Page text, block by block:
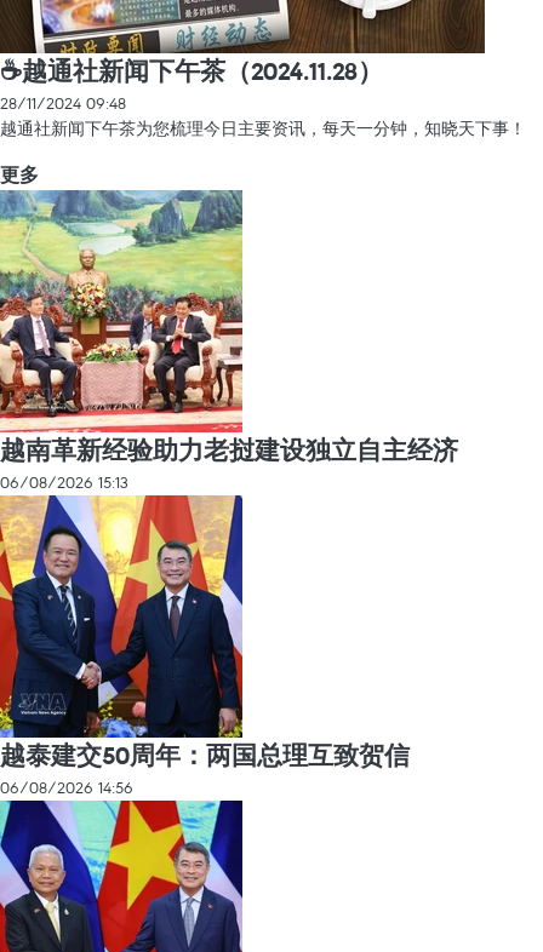
☕️越通社新闻下午茶（2024.11.28）
28/11/2024 09:48
越通社新闻下午茶为您梳理今日主要资讯，每天一分钟，知晓天下事！
更多
越南革新经验助力老挝建设独立自主经济
06/08/2026 15:13
越泰建交50周年：两国总理互致贺信
06/08/2026 14:56